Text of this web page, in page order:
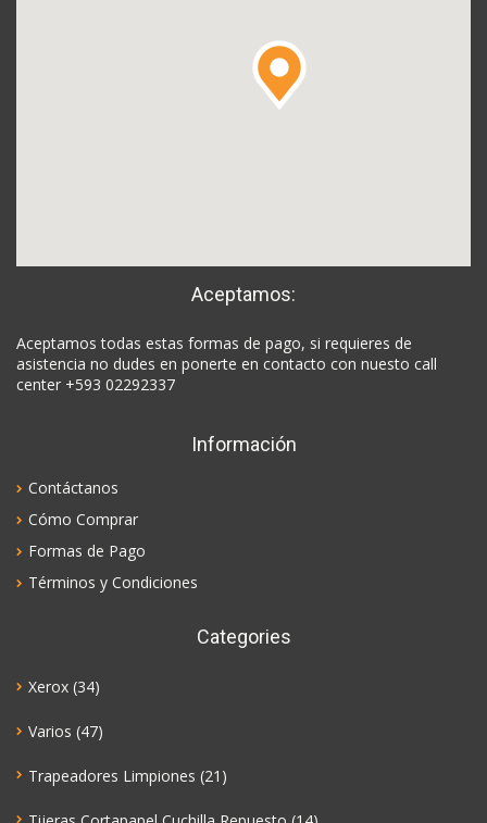
Aceptamos:
Aceptamos todas estas formas de pago, si requieres de
asistencia no dudes en ponerte en contacto con nuesto call
center +593 02292337
Información
Contáctanos
Cómo Comprar
Formas de Pago
Términos y Condiciones
Categories
Xerox (34)
Varios (47)
Trapeadores Limpiones (21)